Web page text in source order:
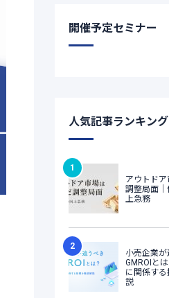
開催予定セミナー
人気記事ランキング